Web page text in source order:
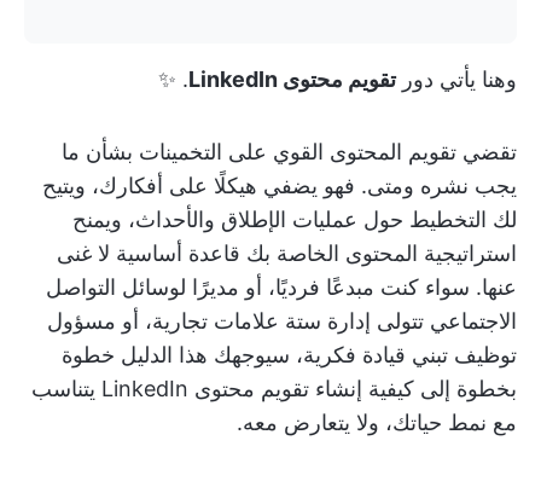
وهنا يأتي دورتقويم محتوى LinkedIn . ✨
تقضي تقويم المحتوى القوي على التخمينات بشأن ما
يجب نشره ومتى. فهو يضفي هيكلًا على أفكارك، ويتيح
لك التخطيط حول عمليات الإطلاق والأحداث، ويمنح
استراتيجية المحتوى الخاصة بك قاعدة أساسية لا غنى
عنها. سواء كنت مبدعًا فرديًا، أو مديرًا لوسائل التواصل
الاجتماعي تتولى إدارة ستة علامات تجارية، أو مسؤول
توظيف تبني قيادة فكرية، سيوجهك هذا الدليل خطوة
بخطوة إلى كيفية إنشاء تقويم محتوى LinkedIn يتناسب
مع نمط حياتك، ولا يتعارض معه.